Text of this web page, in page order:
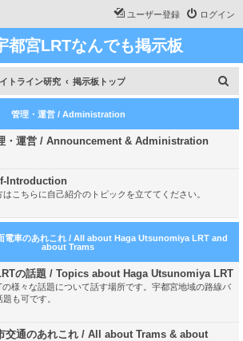
ログイン
ユーザー登録
都宮LRTなんでも掲示板
トライン研究 掲示板トップ
索
管理・運営 / Administration
・運営 / Announcement & Administration
Introduction
こちらに自己紹介のトピックを立ててください。
電車のあれこれ / All about Haga Utsunomiya LRT and
about Trams
の話題 / Topics about Haga Utsunomiya LRT
様々な話題について話す場所です。宇都宮地域の路線バ
も可です。
交通のあれこれ / All about Trams & about